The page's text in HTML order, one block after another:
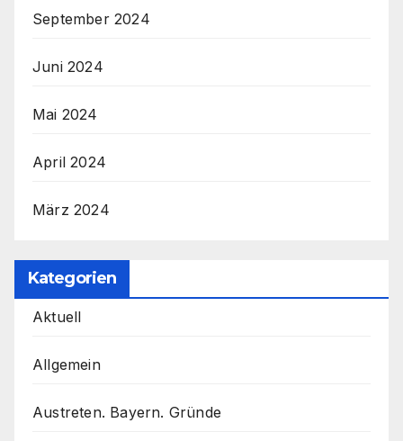
September 2024
Juni 2024
Mai 2024
April 2024
März 2024
Kategorien
Aktuell
Allgemein
Austreten. Bayern. Gründe